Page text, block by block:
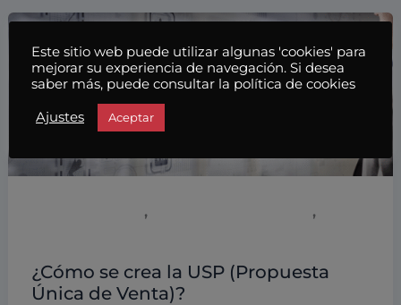
, ,
¿Cómo se crea la USP (Propuesta
Única de Venta)?
Este sitio web puede utilizar algunas 'cookies' para
mejorar su experiencia de navegación. Si desea
saber más, puede consultar la política de cookies
Ajustes Aceptar